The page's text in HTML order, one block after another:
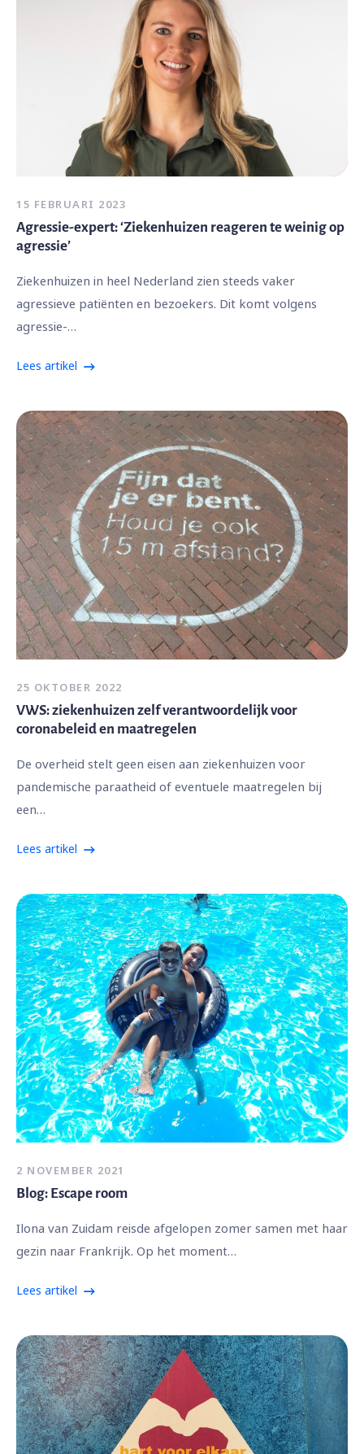
15 FEBRUARI 2023
Agressie-expert: ‘Ziekenhuizen reageren te weinig op
agressie’
Ziekenhuizen in heel Nederland zien steeds vaker
agressieve patiënten en bezoekers. Dit komt volgens
agressie-…
Lees artikel
25 OKTOBER 2022
VWS: ziekenhuizen zelf verantwoordelijk voor
coronabeleid en maatregelen
De overheid stelt geen eisen aan ziekenhuizen voor
pandemische paraatheid of eventuele maatregelen bij
een…
Lees artikel
2 NOVEMBER 2021
Blog: Escape room
Ilona van Zuidam reisde afgelopen zomer samen met haar
gezin naar Frankrijk. Op het moment…
Lees artikel